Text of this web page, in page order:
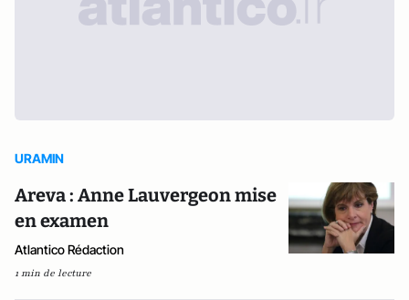
URAMIN
Areva : Anne Lauvergeon mise
en examen
Atlantico Rédaction
1 min de lecture